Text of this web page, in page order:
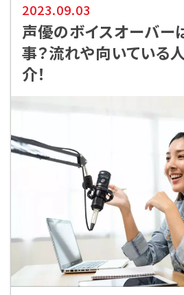
2023.09.03
声優のボイスオーバー
事？流れや向いている
介！